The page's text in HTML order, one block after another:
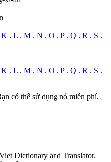
K . L . M . N . O . P. Q . R . S .
K . L . M . N . O . P. Q . R . S .
có thể sử dụng nó miễn phí.
Dictionary and Translator.